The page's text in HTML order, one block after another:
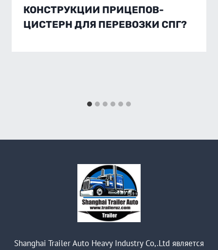
КОНСТРУКЦИИ ПРИЦЕПОВ-
ЦИСТЕРН ДЛЯ ПЕРЕВОЗКИ СПГ?
Shanghai Trailer Auto Heavy Industry Co,.Ltd является